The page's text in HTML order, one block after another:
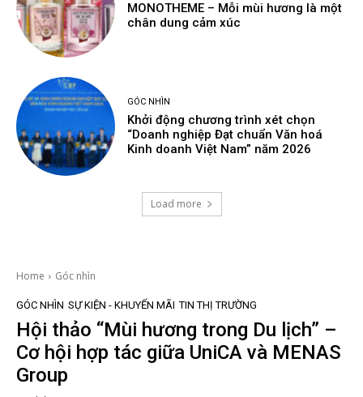
MONOTHEME – Mỗi mùi hương là một
chân dung cảm xúc
GÓC NHÌN
Khởi động chương trình xét chọn
“Doanh nghiệp Đạt chuẩn Văn hoá
Kinh doanh Việt Nam” năm 2026
Load more